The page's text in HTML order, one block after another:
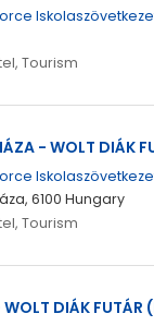
Tourism
- WOLT DIÁK
6100 Hungary
Tourism
DIÁK FUTÁR